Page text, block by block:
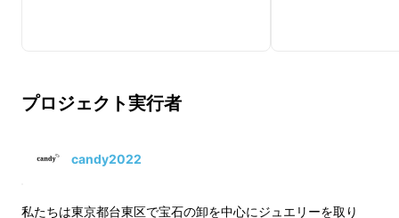
プロジェクト実行者
candy2022
私たちは東京都台東区で宝石の卸を中心にジュエリーを取り